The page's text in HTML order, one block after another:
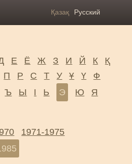
Қазақ Русский
Е Ё Ж З И Й К
Қ
П Р С Т У Ұ Ү
Ф
Ъ Ы І Ь Э Ю Я
1971-1975